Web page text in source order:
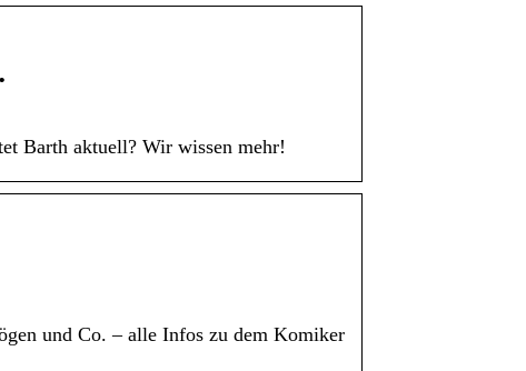
Barth aktuell? Wir wissen mehr!
und Co. – alle Infos zu dem Komiker